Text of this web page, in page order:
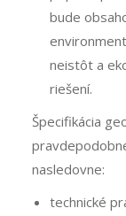
bude
neistôt a
riešení.
Špecifikácia
nasledovne:
technické